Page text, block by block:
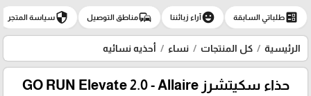
ballotطلباتي السابقة emoji_emotionsآراء زبائننا commuteمناطق التوصيل securityسياسة المتجر
الرئيسية كل المنتجات نساء أحذيه نسائيه
حذاء سكيتشرز GO RUN Elevate 2.0 - Allaire